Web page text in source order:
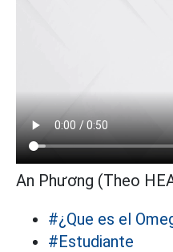
An Phương (Theo
#¿Que es el
#Estudiante